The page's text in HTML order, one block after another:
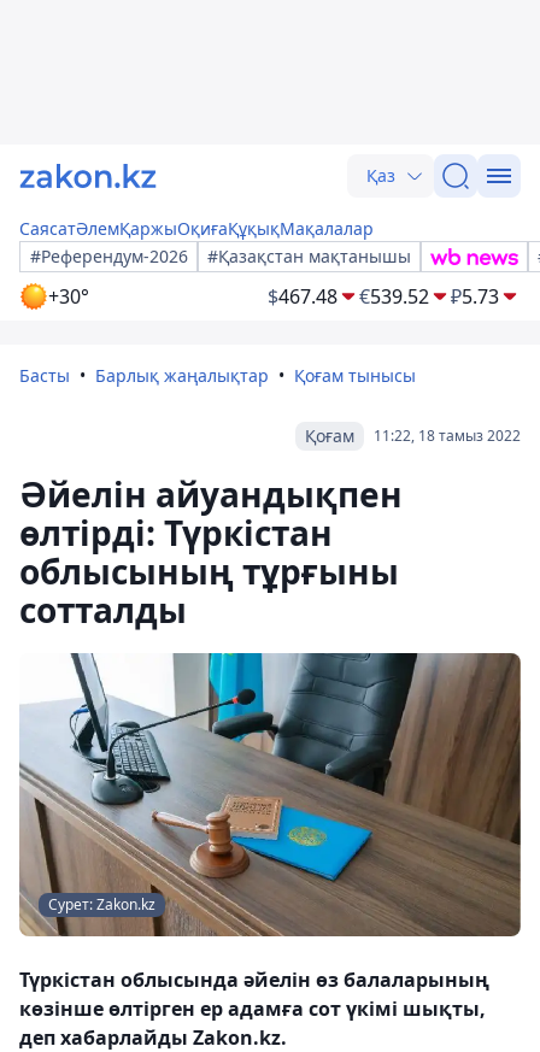
Қаз
СаясатӘлемҚаржыОқиғаҚұқықМақалалар
#Референдум-2026
#Қазақстан мақтанышы
+30° $467.48 €539.52 ₽5.73
Басты Барлық жаңалықтар Қоғам тынысы
11:22, 18 тамыз 2022
Қоғам
Әйелін айуандықпен
өлтірді: Түркістан
облысының тұрғыны
сотталды
Сурет: Zakon.kz
Түркістан облысында әйелін өз балаларының
көзінше өлтірген ер адамға сот үкімі шықты,
деп хабарлайды Zakon.kz.